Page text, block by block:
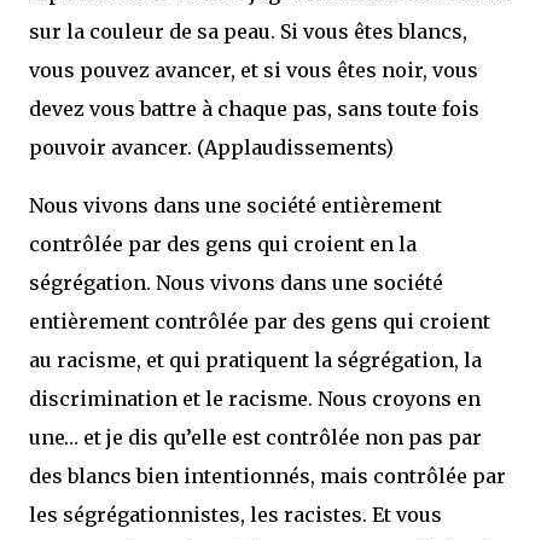
sur la couleur de sa peau. Si vous êtes blancs,
vous pouvez avancer, et si vous êtes noir, vous
devez vous battre à chaque pas, sans toute fois
pouvoir avancer. (Applaudissements)
Nous vivons dans une société entièrement
contrôlée par des gens qui croient en la
ségrégation. Nous vivons dans une société
entièrement contrôlée par des gens qui croient
au racisme, et qui pratiquent la ségrégation, la
discrimination et le racisme. Nous croyons en
une… et je dis qu’elle est contrôlée non pas par
des blancs bien intentionnés, mais contrôlée par
les ségrégationnistes, les racistes. Et vous